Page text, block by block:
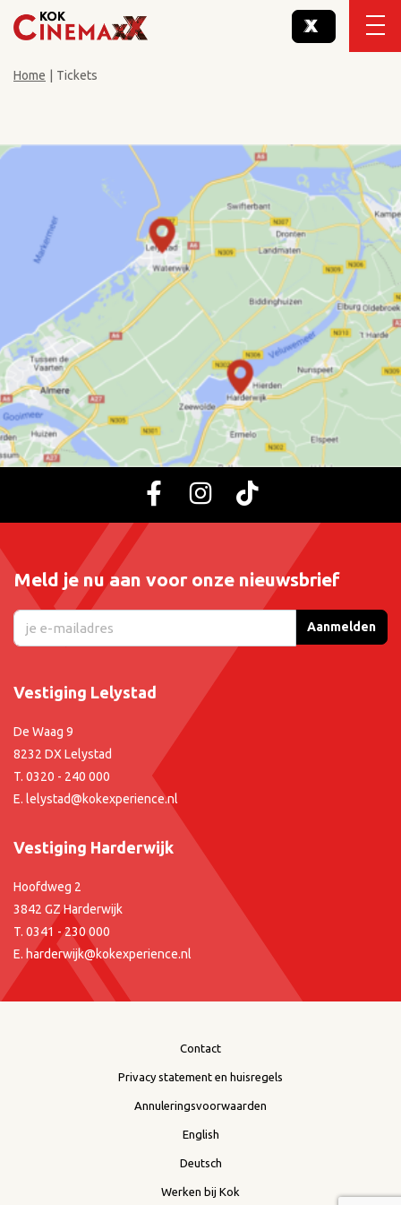
Home Tickets
Meld je nu aan voor onze nieuwsbrief
Aanmelden
Vestiging Lelystad
De Waag 9
8232 DX Lelystad
T. 0320 - 240 000
E. lelystad@kokexperience.nl
Vestiging Harderwijk
Hoofdweg 2
3842 GZ Harderwijk
T. 0341 - 230 000
E. harderwijk@kokexperience.nl
Contact
Privacy statement en huisregels
Annuleringsvoorwaarden
English
Deutsch
Werken bij Kok